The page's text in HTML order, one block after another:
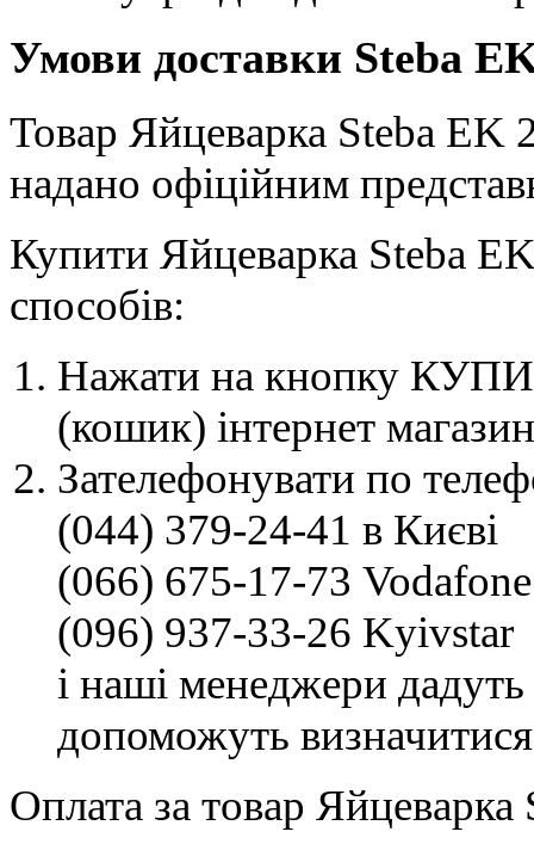
Умови доставки Steba
Товар Яйцеварка Steba EK
надано офіційним
Купити Яйцеварка Steba
способів:
Нажати на кнопку
(кошик) інтернет
Зателефонувати по
(044) 379-24-41 в Києві
(066) 675-17-73 Vodafone
(096) 937-33-26 Kyivstar
і наші менеджери дадуть
допоможуть
Оплата за товар